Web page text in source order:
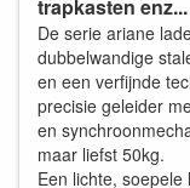
trapkasten enz...
De serie ariane
dubbelwandige
en een verfijnde
precisie geleider
en
maar liefst 50kg.
Een lichte,